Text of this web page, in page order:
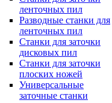
ленточных пил
Разводные станки для
ленточных пил
Станки для заточки
дисковых пил
Станки для заточки
плоских ножей
Универсальные
заточные станки